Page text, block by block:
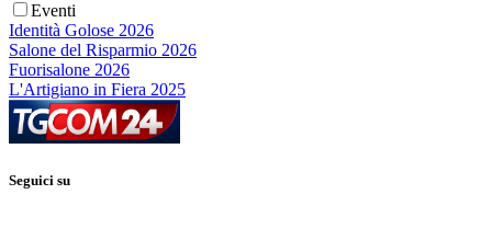
Eventi
Identità Golose 2026
Salone del Risparmio 2026
Fuorisalone 2026
L'Artigiano in Fiera 2025
Seguici su